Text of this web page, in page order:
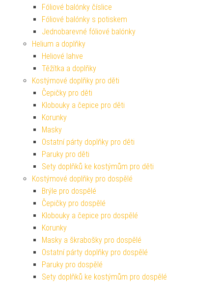
Fóliové balónky číslice
Fóliové balónky s potiskem
Jednobarevné fóliové balónky
Helium a doplňky
Heliové lahve
Těžítka a doplňky
Kostýmové doplňky pro děti
Čepičky pro děti
Klobouky a čepice pro děti
Korunky
Masky
Ostatní párty doplňky pro děti
Paruky pro děti
Sety doplňků ke kostýmům pro děti
Kostýmové doplňky pro dospělé
Brýle pro dospělé
Čepičky pro dospělé
Klobouky a čepice pro dospělé
Korunky
Masky a škrabošky pro dospělé
Ostatní párty doplňky pro dospělé
Paruky pro dospělé
Sety doplňků ke kostýmům pro dospělé